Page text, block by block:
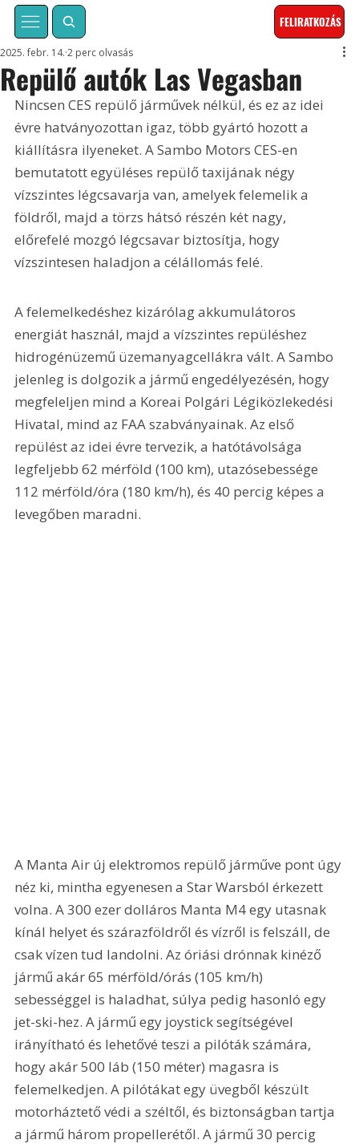
FELIRATKOZÁS
Repülő autók Las Vegasban
2025. febr. 14. 2 perc olvasás
Nincsen CES repülő járművek nélkül, és ez az idei
évre hatványozottan igaz, több gyártó hozott a
kiállításra ilyeneket. A Sambo Motors CES-en
bemutatott együléses repülő taxijának négy
vízszintes légcsavarja van, amelyek felemelik a
földről, majd a törzs hátsó részén két nagy,
előrefelé mozgó légcsavar biztosítja, hogy
vízszintesen haladjon a célállomás felé.
A felemelkedéshez kizárólag akkumulátoros
energiát használ, majd a vízszintes repüléshez
hidrogénüzemű üzemanyagcellákra vált. A Sambo
jelenleg is dolgozik a jármű engedélyezésén, hogy
megfeleljen mind a Koreai Polgári Légiközlekedési
Hivatal, mind az FAA szabványainak. Az első
repülést az idei évre tervezik, a hatótávolsága
legfeljebb 62 mérföld (100 km), utazósebessége
112 mérföld/óra (180 km/h), és 40 percig képes a
levegőben maradni.
A Manta Air új elektromos repülő járműve pont úgy
néz ki, mintha egyenesen a Star Warsból érkezett
volna. A 300 ezer dolláros Manta M4 egy utasnak
kínál helyet és szárazföldről és vízről is felszáll, de
csak vízen tud landolni. Az óriási drónnak kinéző
jármű akár 65 mérföld/órás (105 km/h)
sebességgel is haladhat, súlya pedig hasonló egy
jet-ski-hez. A jármű egy joystick segítségével
irányítható és lehetővé teszi a pilóták számára,
hogy akár 500 láb (150 méter) magasra is
felemelkedjen. A pilótákat egy üvegből készült
motorháztető védi a széltől, és biztonságban tartja
a jármű három propellerétől. A jármű 30 percig